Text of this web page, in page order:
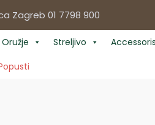
Zagreb 01 7798 900
Oružje Streljivo